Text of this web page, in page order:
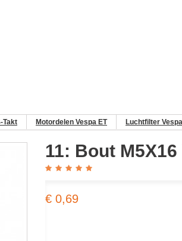
Takt Motordelen Vespa ET Luchtfilter
11: Bout
€ 0,69